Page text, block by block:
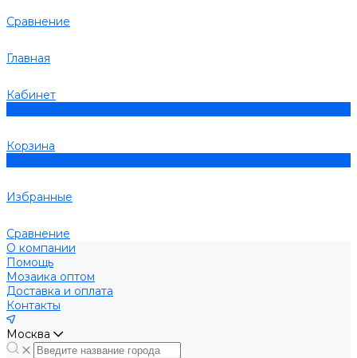
Сравнение
Главная
Кабинет
Корзина
Избранные
Сравнение
О компании
Помощь
Мозаика оптом
Доставка и оплата
Контакты
Москва